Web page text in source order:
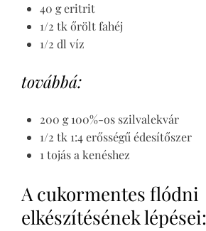
40 g eritrit
1/2 tk őrölt fahéj
1/2 dl víz
továbbá:
200 g 100%-os szilvalekvár
1/2 tk 1:4 erősségű édesítőszer
1 tojás a kenéshez
A cukormentes flódni
elkészítésének lépései: